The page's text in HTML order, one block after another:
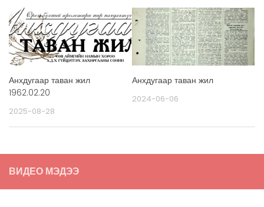
Анхдугаар таван жил
1962.02.20
2025-08-28
Анхдугаар таван жил
2024-06-06
ВИДЕО МЭДЭЭ